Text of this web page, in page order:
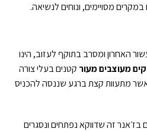
מסויימים, ונוחים לנשיאה.
האחרון ומסרב בתוקף לעזוב, הינו
מעוצבים מעור קטנים בעלי צורה
מתעוות קצת ברגע שננסה להכניס
זה שדווקא נפתחים ונסגרים